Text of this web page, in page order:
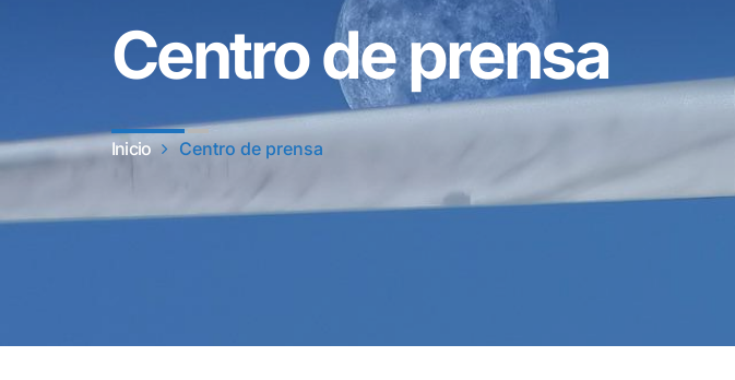
Centro de prensa
Inicio Centro de prensa